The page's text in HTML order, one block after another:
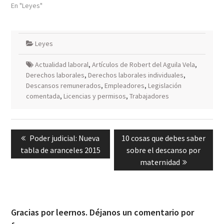
En "Leyes"
Leyes
Actualidad laboral, Artículos de Robert del Aguila Vela,
Derechos laborales, Derechos laborales individuales,
Descansos remunerados, Empleadores, Legislación
comentada, Licencias y permisos, Trabajadores
entradas
Previous
post:
Poder judicial: Nueva
tabla de aranceles 2015
Next
post:
10 cosas que debes saber
sobre el descanso por
maternidad
Gracias por leernos. Déjanos un comentario por